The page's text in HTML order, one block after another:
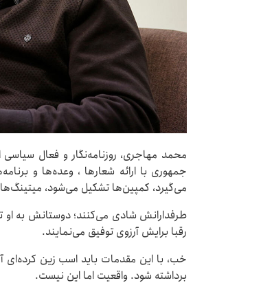
محمد مهاجری، روزنامه‌نگار و فعال
جمهوری با ارائه شعارها ، وعده‌ها و
می‌گیرد، کمپین‌ها تشکیل می‌شود،
طرفدارانش شادی می‌کنند؛ دوستانش به
رقبا برایش آرزوی توفیق می‌نمایند.
خب، با این مقدمات باید اسب زین کرده‌ای
برداشته شود. واقعیت اما این نیست.